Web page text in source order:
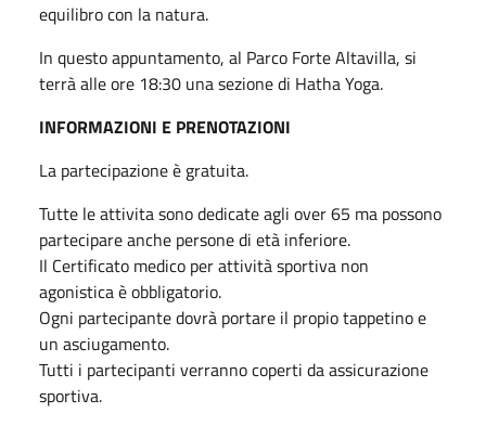
equilibro con la natura.
In questo appuntamento, al Parco Forte Altavilla, si
terrà alle ore 18:30 una sezione di Hatha Yoga.
INFORMAZIONI E PRENOTAZIONI
La partecipazione è gratuita.
Tutte le attivita sono dedicate agli over 65 ma possono
partecipare anche persone di età inferiore.
Il Certificato medico per attività sportiva non
agonistica è obbligatorio.
Ogni partecipante dovrà portare il propio tappetino e
un asciugamento.
Tutti i partecipanti verranno coperti da assicurazione
sportiva.